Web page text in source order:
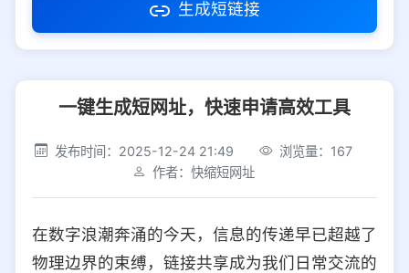
访问密码
社交平台 电商平台
选择防红平台类型，避免链接被拦截
iOS Android PC 其他
生成短链接
一键生成短网址，快速申请高效工具
发布时间：2025-12-24 21:49
浏览量：167
作者：快缩短网址
在数字浪潮奔涌的今天，信息的传递早已超越了
物理边界的束缚，链接共享成为我们日常交流的